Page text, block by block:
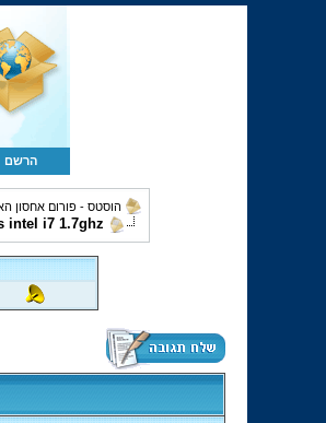
הרשם
הוסטס - פורום אחסון
intel i7 1.7ghz